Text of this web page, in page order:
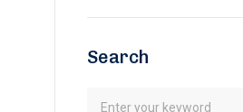
Search